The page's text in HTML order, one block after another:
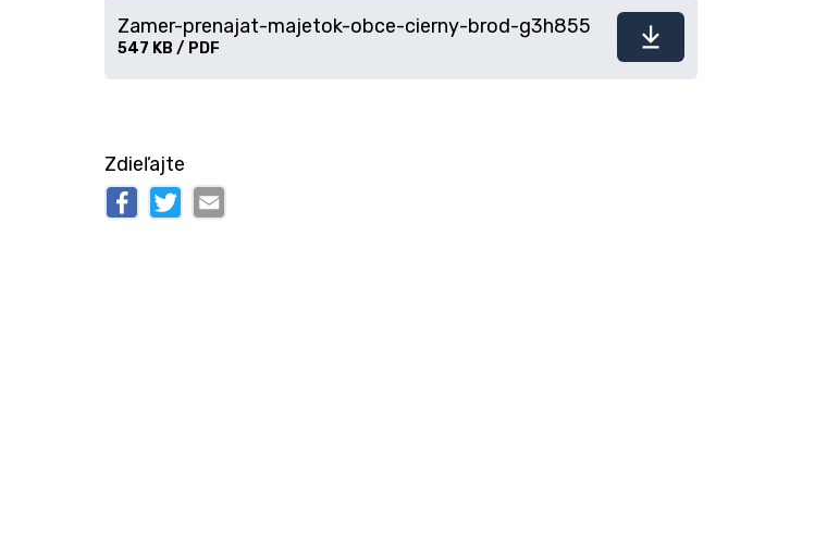
Stiahnuť
Zamer-prenajat-majetok-obce-cierny-brod-g3h855
547 KB / PDF
Zdieľajte